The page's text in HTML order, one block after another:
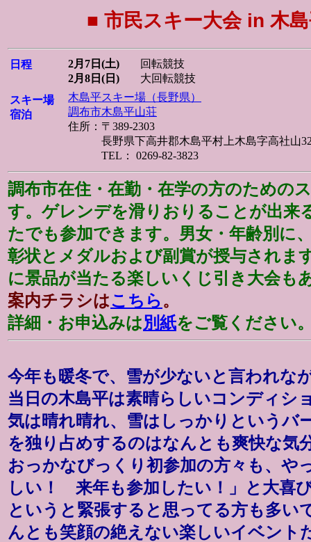
■ 市民スキー大会 in 木
日程
2月7日(土)
2月8日(日)
回転競技
大回転競技
スキー場
宿泊
木島平スキー場（長野県）
調布市木島平山荘
住所：〒389-2303
長野県下高井郡木島平村上木島字高社山
TEL： 0269-82-3823
調布市在住・在勤・在学の方のための
す。ゲレンデを滑りおりることが出来
たでも参加できます。男女・年齢別に
彰状とメダルおよび副賞が授与されま
に景品が当たる楽しいくじ引き大会も
案内チラシはこちら。
詳細・お申込みは別紙をご覧ください
今年も暖冬で、雪が少ないと言われな
当日の木島平は素晴らしいコンディシ
気は晴れ晴れ、雪はしっかりというバ
を独り占めするのはなんとも爽快な気
おっかなびっくり初参加の方々も、や
しい！ 来年も参加したい！」と大喜
というと緊張すると思ってる方も多い
んとも笑顔の絶えない楽しいイベント